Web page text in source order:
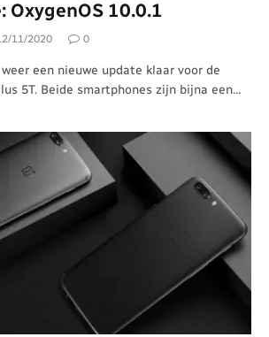
OxygenOS 10.0.1
11/2020 0
een nieuwe update klaar voor de
5T. Beide smartphones zijn bijna een…